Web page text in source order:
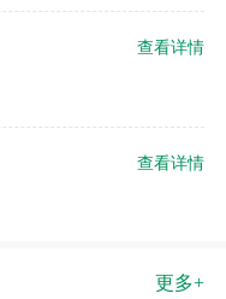
查看详情
查看详情
更多+